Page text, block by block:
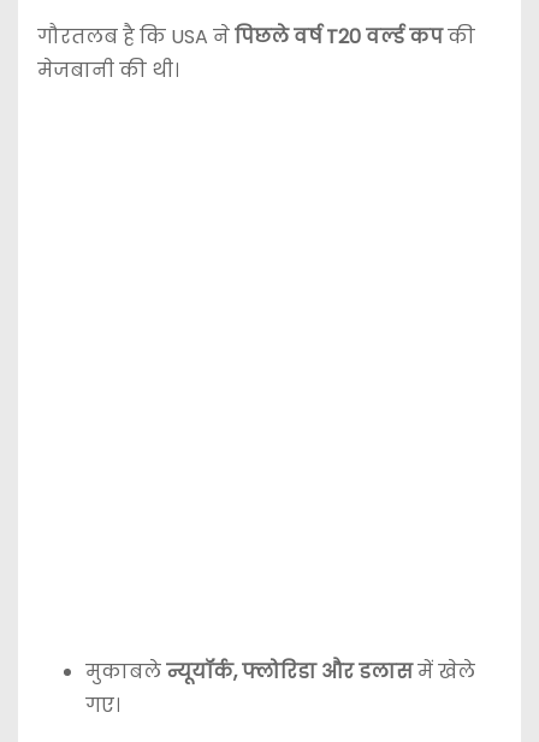
गौरतलब है कि USA नेपिछले वर्ष T20 वर्ल्ड कपकी
मेजबानी की थी।
मुकाबलेन्यूयॉर्क, फ्लोरिडा और डलासमें खेले
गए।